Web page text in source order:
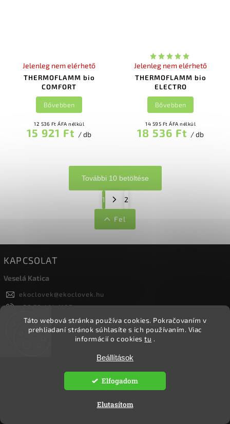
Táto webová stránka používa cookies. Pokračovaním v
prehliadaní stránok súhlasíte s ich používaním. Viac
informácií o cookiestu .
Beállítások
Elutasítom
Elfogadom
THERMOFLAMM bio
COMFORT
Jelenleg nem elérhető
12 536 Ft ÁFA nélkül
15 921 Ft / db
Bővebben
THERMOFLAMM bio
ELECTRO
Jelenleg nem elérhető
14 595 Ft ÁFA nélkül
18 536 Ft / db
Bővebben
További 10 betöltése
1 2
Fel
KAPCSOLAT
Veselá Katica
ekoclovek@ekoclovek.hu
+36 70 414 1187
Ökoember
okoember/